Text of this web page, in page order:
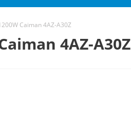
Caiman 4AZ-A30Z
4AZ-A30Z